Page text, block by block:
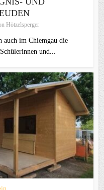
Hötzelsperger
auch im Chiemgau die
und...